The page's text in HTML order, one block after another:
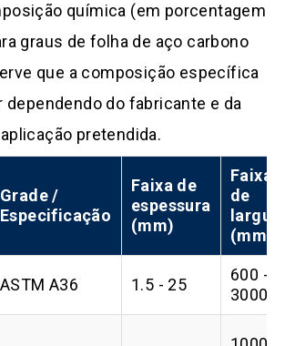
química (em porcentagem
graus de folha de aço carbono
que a composição específica
dependendo do fabricante e da
aplicação pretendida.
Grade /
Especificação
Faixa de
espessura
(mm)
Faixa
de
(mm)
ASTM A36 1.5 - 25
600 -
3000